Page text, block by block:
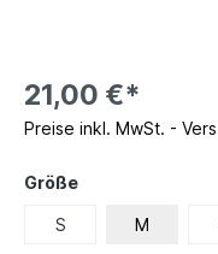
21,00 €*
Preise inkl. MwSt. -
Größe
S M